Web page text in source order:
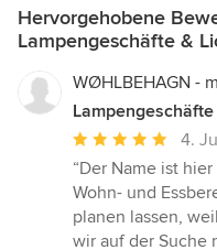
Hervorgehobene
Lampengeschäfte &
WØHLBEHAGN -
Durchschnittliche
Bewertung:
5
von
5
4.
“Der Name ist
Wohn- und
planen lassen,
wir auf der Suche